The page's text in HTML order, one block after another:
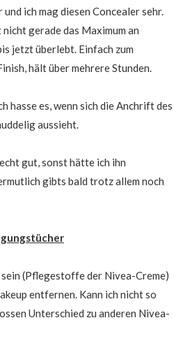
ich mag diesen Concealer sehr.
nicht gerade das Maximum an
jetzt überlebt. Einfach zum
hält über mehrere Stunden.
hasse es, wenn sich die Anchrift des
aussieht.
gut, sonst hätte ich ihn
gibts bald trotz allem noch
(Pflegestoffe der Nivea-Creme)
entfernen. Kann ich nicht so
Unterschied zu anderen Nivea-